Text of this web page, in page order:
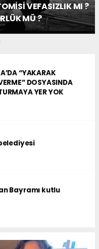
VEFASIZLIK MI ?
MÜ ?
“YAKARAK
DOSYASINDA
YER YOK
Bayramı kutlu